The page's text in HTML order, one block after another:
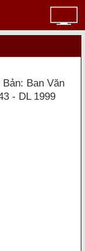
Ban Văn
- DL 1999